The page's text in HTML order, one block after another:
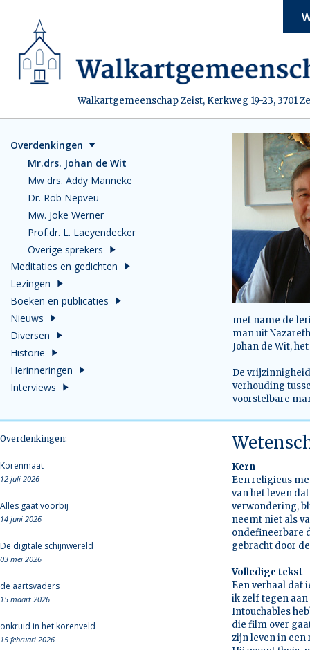
Walkartgemeenschap Zeist, Kerkweg 19-23, 3701
Overdenkingen
Mr.drs. Johan de Wit
Mw drs. Addy Manneke
Dr. Rob Nepveu
Mw. Joke Werner
Prof.dr. L. Laeyendecker
Overige sprekers
Meditaties en gedichten
Lezingen
Boeken en publicaties
Nieuws
Diversen
Historie
Herinneringen
Interviews
met name de
man uit
Johan de Wit,
De
verhouding
voorstelbare
Overdenkingen:
Korenmaat
12 juli 2026
Alles gaat voorbij
14 juni 2026
De digitale schijnwereld
03 mei 2026
de aartsvaders
15 maart 2026
onkruid in het korenveld
15 februari 2026
Kern
Een religieus
van het leven
verwondering,
neemt niet als
ondefineerbare
gebracht door
Volledige tekst
Een verhaal dat
ik zelf tegen
Intouchables
die film over
zijn leven in een